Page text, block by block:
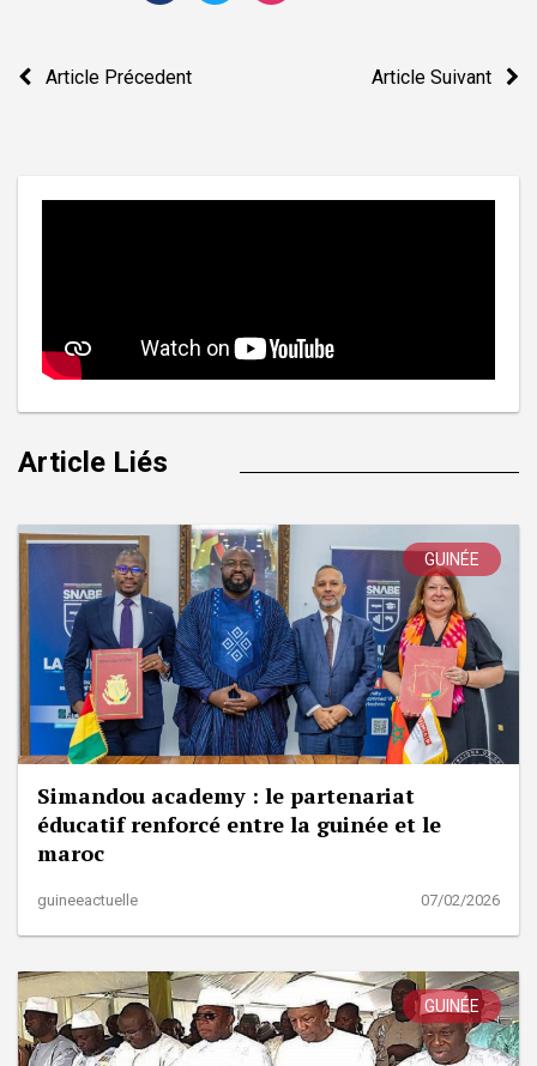
Navigation
Article Précedent Article Suivant
Article Liés
GUINÉE
Simandou academy : le partenariat
éducatif renforcé entre la guinée et le
maroc
guineeactuelle 07/02/2026
GUINÉE